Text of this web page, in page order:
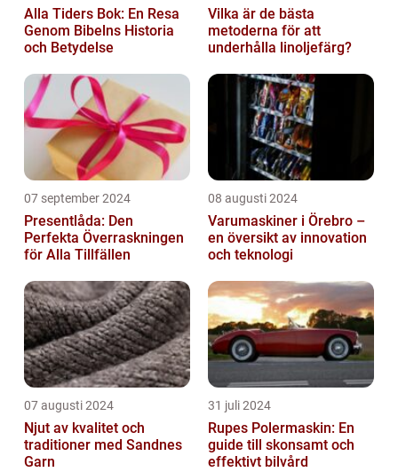
Alla Tiders Bok: En Resa
Genom Bibelns Historia
och Betydelse
Vilka är de bästa
metoderna för att
underhålla linoljefärg?
07 september 2024
Presentlåda: Den
Perfekta Överraskningen
för Alla Tillfällen
08 augusti 2024
Varumaskiner i Örebro –
en översikt av innovation
och teknologi
07 augusti 2024
Njut av kvalitet och
traditioner med Sandnes
Garn
31 juli 2024
Rupes Polermaskin: En
guide till skonsamt och
effektivt bilvård